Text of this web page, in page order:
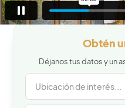
Obtén
Déjanos tus datos y un
Ubicación de interés...